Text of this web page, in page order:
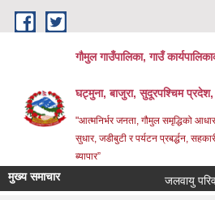
Skip to main content
गौमुल गाउँपालिका, गाउँ
घट्मुना, बाजुरा, सुदूरपश्चिम
"आत्मनिर्भर जनता, गौमुल समृद्धिको
सुधार, जडीबुटी र पर्यटन प्रबर्द्धन,
ब्यापार”
मुख्य समाचार जलवायु